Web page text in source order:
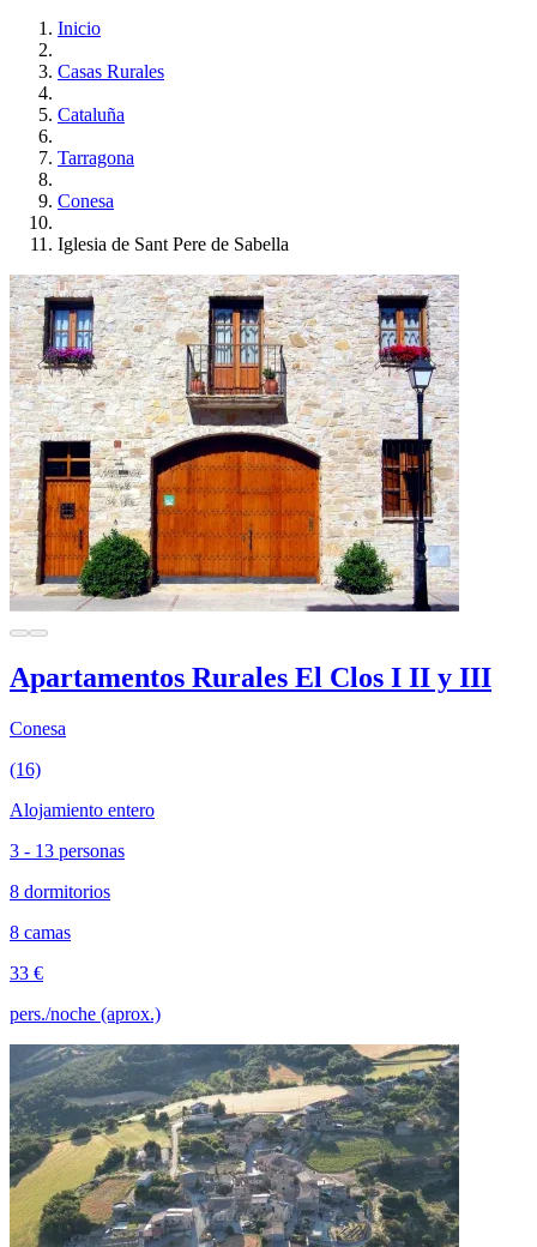
Inicio
Casas Rurales
Cataluña
Tarragona
Conesa
Iglesia de Sant Pere de Sabella
Apartamentos Rurales El Clos I II y III
Conesa
(16)
Alojamiento entero
3 - 13 personas
8 dormitorios
8 camas
33 €
pers./noche (aprox.)